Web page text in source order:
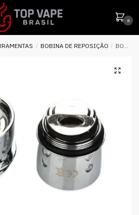
0
/ BOBINA DE REPOSIÇÃO / BOBINA COIL ( REPOSIÇÃO ) P/ G80 SPIRALS – SMOK